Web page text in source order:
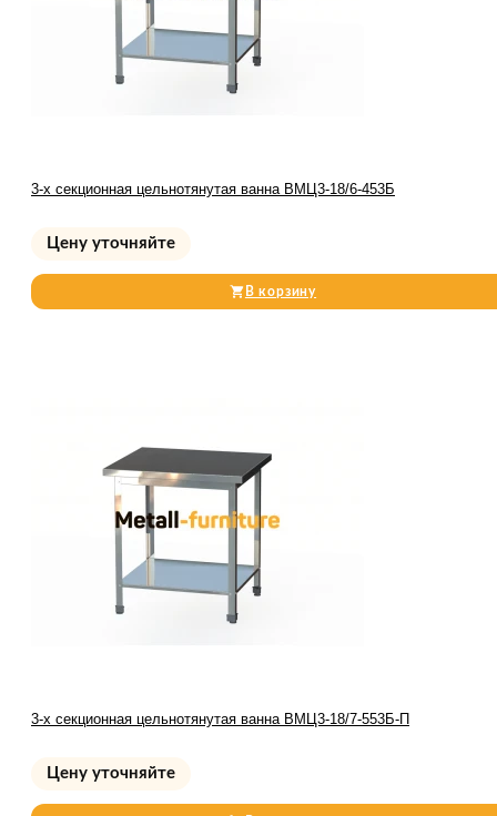
3-х секционная цельнотянутая ванна ВМЦ3-18/6-453Б
Цену уточняйте
В корзину
3-х секционная цельнотянутая ванна ВМЦ3-18/7-553Б-П
Цену уточняйте